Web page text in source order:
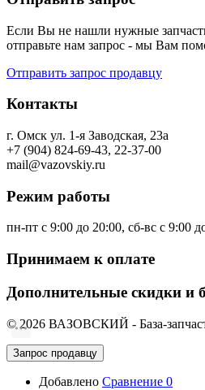
Если Вы не нашли нужные
отправьте нам запрос - мы Вам
Отправить запрос продавцу
Контакты
г. Омск ул. 1-я Заводская, 23а
+7 (904) 824-69-43, 22-37-00
mail@vazovskiy.ru
Режим работы
пн-пт с 9:00 до 20:00, сб-вс с 9:00
Принимаем к оплате
Дополнительные скидки и
© 2026 ВАЗОВСКИЙ - База-
Запрос продавцу
Добавлено Сравнение 0